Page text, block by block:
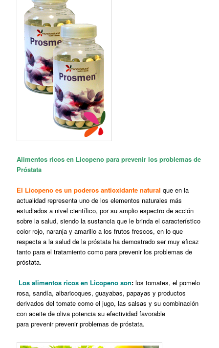
Alimentos ricos en Licopeno para prevenir los problemas de
Próstata
El Licopeno es un poderos antioxidante natural que en la
actualidad representa uno de los elementos naturales más
estudiados a nivel científico, por su amplio espectro de acción
sobre la salud, siendo la sustancia que le brinda el característico
color rojo, naranja y amarillo a los frutos frescos, en lo que
respecta a la salud de la próstata ha demostrado ser muy eficaz
tanto para el tratamiento como para prevenir los problemas de
próstata.
Los alimentos ricos en Licopeno son:los tomates, el pomelo
rosa, sandía, albaricoques, guayabas, papayas y productos
derivados del tomate como el jugo, las salsas y su combinación
con aceite de oliva potencia su efectividad favorable
para prevenir prevenir problemas de próstata.